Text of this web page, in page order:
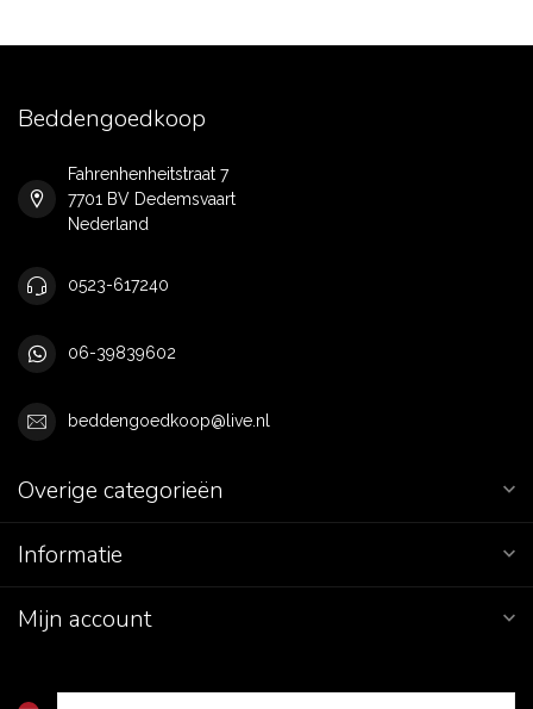
Beddengoedkoop
Fahrenhenheitstraat 7
7701 BV Dedemsvaart
Nederland
0523-617240
06-39839602
beddengoedkoop@live.nl
Overige categorieën
Informatie
Mijn account